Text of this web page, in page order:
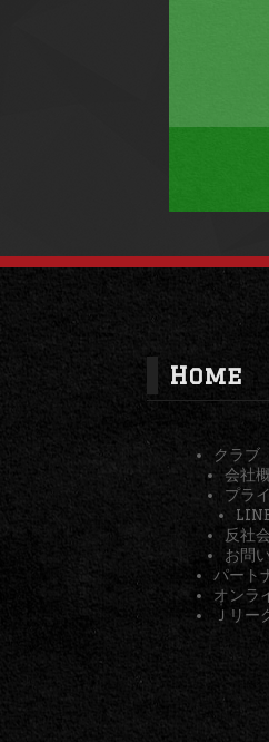
Home
クラブ
会社
プラ
反社
お問
パート
オンラ
Ｊリー